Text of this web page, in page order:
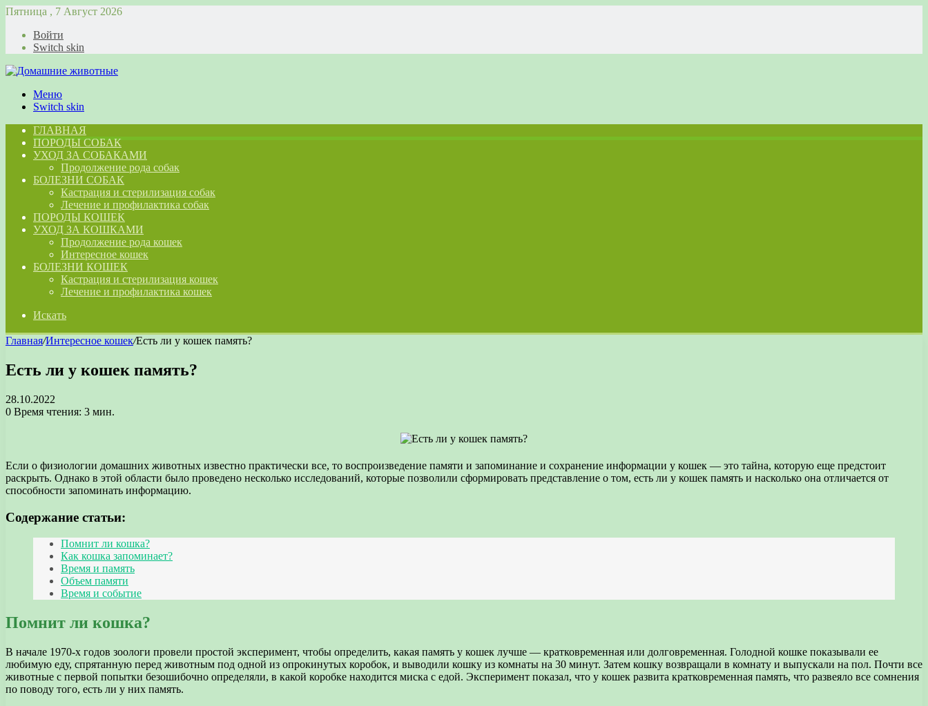
Пятница , 7 Август 2026
Войти
Switch skin
Меню
Switch skin
ГЛАВНАЯ
ПОРОДЫ СОБАК
УХОД ЗА СОБАКАМИ
Продолжение рода собак
БОЛЕЗНИ СОБАК
Кастрация и стерилизация собак
Лечение и профилактика собак
ПОРОДЫ КОШЕК
УХОД ЗА КОШКАМИ
Продолжение рода кошек
Интересное кошек
БОЛЕЗНИ КОШЕК
Кастрация и стерилизация кошек
Лечение и профилактика кошек
Искать
Главная/Интересное кошек/Есть ли у кошек память?
Есть ли у кошек память?
28.10.2022
0 Время чтения: 3 мин.
Если о физиологии домашних животных известно практически все, то воспроизведение памяти и запоминание и сохранение информации у кошек — это тайна, которую еще предстоит
раскрыть. Однако в этой области было проведено несколько исследований, которые позволили сформировать представление о том, есть ли у кошек память и насколько она отличается от
способности запоминать информацию.
Содержание статьи:
Помнит ли кошка?
Как кошка запоминает?
Время и память
Объем памяти
Время и событие
Помнит ли кошка?
В начале 1970-х годов зоологи провели простой эксперимент, чтобы определить, какая память у кошек лучше — кратковременная или долговременная. Голодной кошке показывали ее
любимую еду, спрятанную перед животным под одной из опрокинутых коробок, и выводили кошку из комнаты на 30 минут. Затем кошку возвращали в комнату и выпускали на пол. Почти все
животные с первой попытки безошибочно определяли, в какой коробке находится миска с едой. Эксперимент показал, что у кошек развита кратковременная память, что развеяло все сомнения
по поводу того, есть ли у них память.